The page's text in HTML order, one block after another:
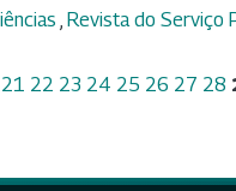
, Revista do Serviço
21 22 23 24 25 26 27 28